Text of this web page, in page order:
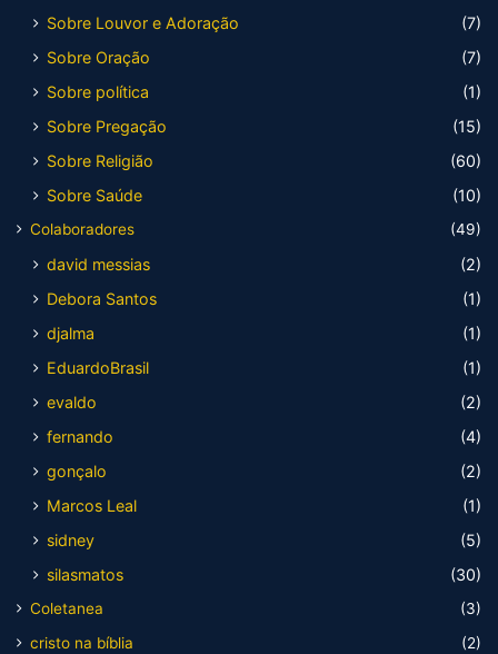
Sobre Louvor e Adoração
(7)
Sobre Oração
(7)
Sobre política
(1)
Sobre Pregação
(15)
Sobre Religião
(60)
Sobre Saúde
(10)
Colaboradores (49)
david messias
(2)
Debora Santos
(1)
djalma
(1)
EduardoBrasil
(1)
evaldo
(2)
fernando
(4)
gonçalo
(2)
Marcos Leal
(1)
sidney
(5)
silasmatos
(30)
Coletanea
(3)
cristo na bíblia
(2)